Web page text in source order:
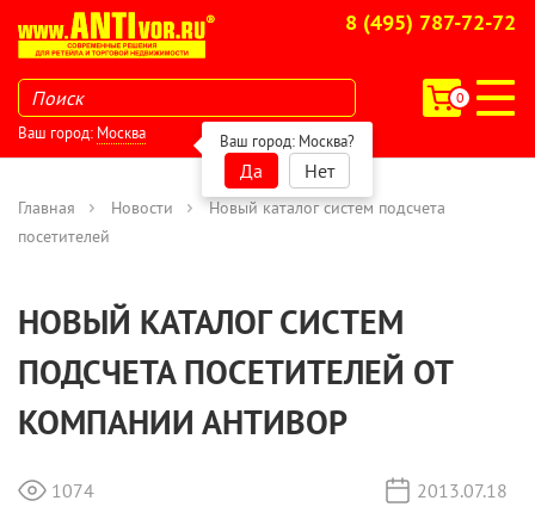
8 (495) 787-72-72
0
Ваш город: Москва Ваш город: Москва?
Да Нет
Главная Новости
Новый каталог систем подсчета
посетителей
НОВЫЙ КАТАЛОГ СИСТЕМ
ПОДСЧЕТА ПОСЕТИТЕЛЕЙ ОТ
КОМПАНИИ АНТИВОР
1074 2013.07.18